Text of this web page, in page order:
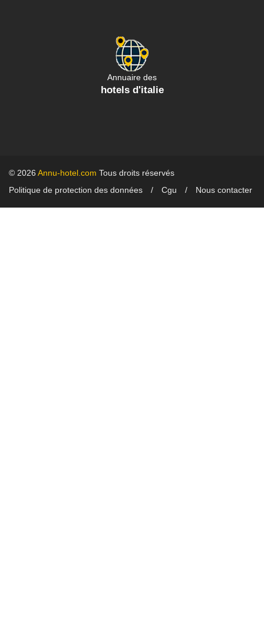
Annuaire des
hotels d'italie
© 2026 Annu-hotel.com Tous droits réservés
Politique de protection des données
Cgu Nous contacter